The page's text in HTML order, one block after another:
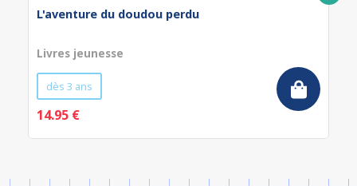
L'aventure du doudou perdu
Livres jeunesse
dès 3 ans
14.95 €